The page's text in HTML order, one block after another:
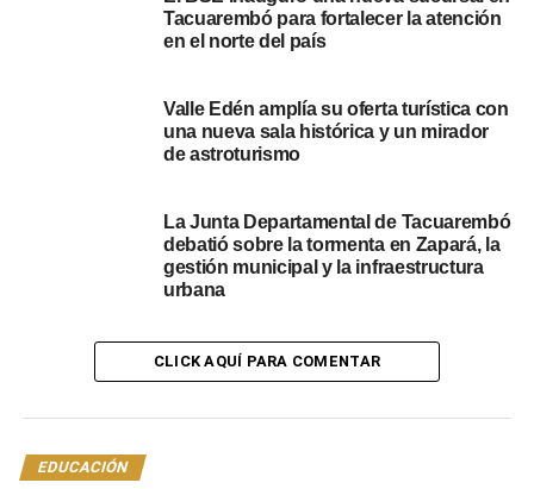
de la disciplina para producir contenidos audiovisuales.
MEDIOS AUDIOVISUALES
TACUAREMBÓ UTU
Taller de Periodismo en Casa de la Cultura
prevenir ataques cibernéticos con inteligencia
Tacuarembó para fortalecer la atención
en el norte del país
Valle Edén amplía su oferta turística con
una nueva sala histórica y un mirador
de astroturismo
La Junta Departamental de Tacuarembó
debatió sobre la tormenta en Zapará, la
gestión municipal y la infraestructura
urbana
CLICK AQUÍ PARA COMENTAR
EDUCACIÓN